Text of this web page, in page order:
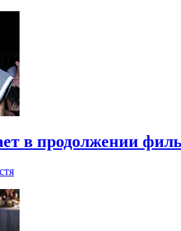
в продолжении